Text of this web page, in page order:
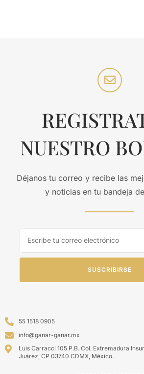
NUESTRO
Déjanos tu correo y recibe las
y noticias en tu bandeja
SUSCRIBIRSE
55 1518 0905
info@ganar-ganar.mx
Luis Carracci 105 P.B. Col. Extremadura
Juárez, CP 03740 CDMX, México.